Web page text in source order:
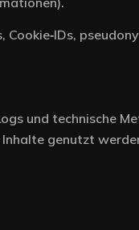
Cookie‑IDs,
und technische
genutzt